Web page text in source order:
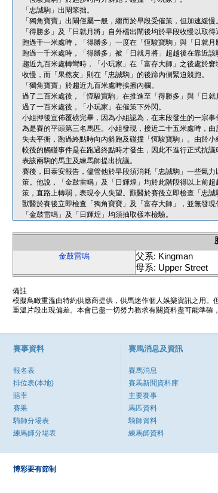
「忠誠駒」出閘笨拙。
「獨角寶寶」出閘僅屬一般，繼而於早段受催策，但加速緩慢。
「得勝多」及「日就月將」自外檔出閘後均於早段收慢以取得
跑過千一米處時，「得勝多」一度在「恆駿寶駒」與「日就
跑過一千米處時，「得勝多」被「日就月將」超越後在靠近該
趨近九百米處轉彎時，「小玩家」在「富存大師」之後處於
收慢，而「果然友」則在「忠誠駒」的後蹄內側緊迫競跑。
「獨角寶寶」於趨近九百米處時挨擦內欄。
過了二百米處後，「恆駿寶駒」在推進至「得勝多」與「日
過了一百米處後，「小玩家」在催策下外閃。
小組押後宣佈覆磅完畢，因為小組認為，在末段發生的一宗
為是賽的平頭第三名馬匹。小組發現，接近二十五米處時，
失去平衡，跑過終點時向內斜跑及碰撞「恆駿寶駒」。由於
較後的觸碰事件是在跑過終點時才發生，因此不進行正式抗
表該兩駒的馬主及練馬師提出抗議。
賽後，田泰安報告，儘管他於早段須消耗「忠誠駒」一些氣
策。他說，「金鼓雷鳴」及「日輝煌」均於此階段得以上前
策，直路上轉弱，表現令人失望。獸醫於賽後立即檢查「忠誠
獸醫於賽後立即檢查「獨角寶寶」及「富存大師」，並無發現
「金鼓雷鳴」及「日輝煌」均須抽取樣本檢驗。
金鼓雷鳴
父系: Kingman
母系: Upper Street
備註
模擬鳥瞰重溫由特約供應商提供，供馬迷作個人娛樂資訊之用
重溫片段出現偏差。本會已盡一切努力務求有關資料盡可能準確
賽事資料
報名表
排位表(本地)
賠率
賽果
騎師分場表
練馬師分場表
賽馬消息及資訊
賽馬消息
賽馬新聞資料庫
主要賽事
馬匹資料
騎師資料
練馬師資料
博彩要有節制